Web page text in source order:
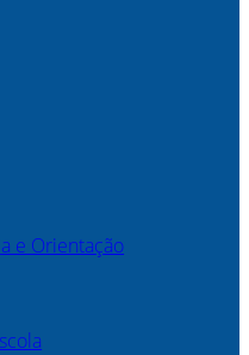
e Orientação